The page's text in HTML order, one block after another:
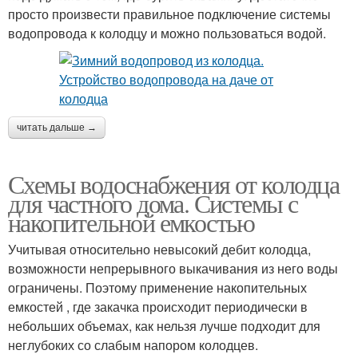
просто произвести правильное подключение системы
водопровода к колодцу и можно пользоваться водой.
читать дальше →
Схемы водоснабжения от колодца
для частного дома. Системы с
накопительной емкостью
Учитывая относительно невысокий дебит колодца,
возможности непрерывного выкачивания из него воды
ограничены. Поэтому применение накопительных
емкостей , где закачка происходит периодически в
небольших объемах, как нельзя лучше подходит для
неглубоких со слабым напором колодцев.